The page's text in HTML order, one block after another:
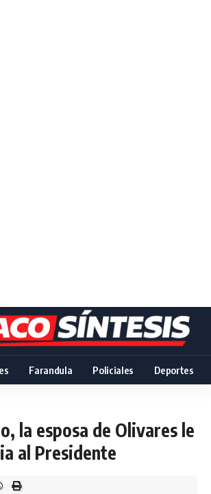
Farandula Policiales Deportes
la esposa de Olivares le
al Presidente